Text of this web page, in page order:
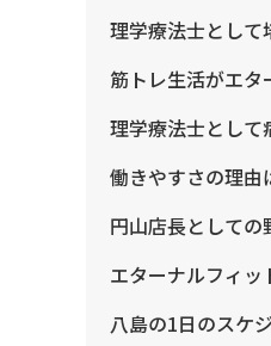
理学療法士として
筋トレ生活がエ
理学療法士として
働きやすさの理由
円山店長としての
エターナルフィ
八島の1日のスケ